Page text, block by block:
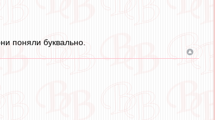
поняли буквально.